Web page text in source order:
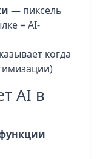
— пиксель
= AI-
когда
AI в